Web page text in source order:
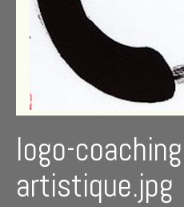
logo-
artistique.jpg